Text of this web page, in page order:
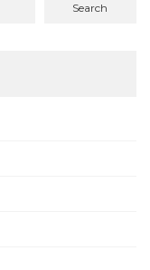
Search